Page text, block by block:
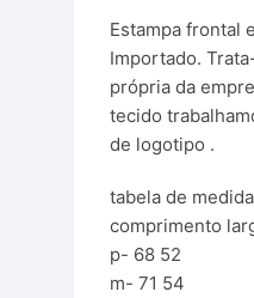
Estampa frontal
Importado.
própria da
tecido
de logotipo .
tabela de
comprimento
p- 68 52
m- 71 54